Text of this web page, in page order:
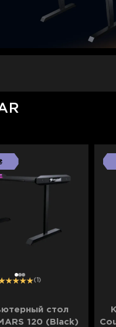
123 (1)
стол
120 (Black)